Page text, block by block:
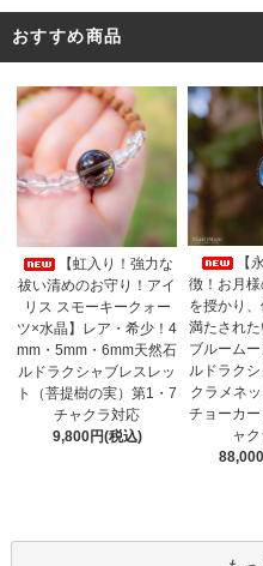
おすすめ商品
【虹入り！強力な
祓い清めのお守り！アイ
リス スモーキークォー
ツ×水晶】レア・希少！4
mm・5mm・6mm天然石
ルドラクシャブレスレッ
ト（菩提樹の実）第1・7
チャクラ対応
9,800円(税込)
【
徴！お月
を授かり
満たされた
ブルーム
ルドラク
クラメネ
チョーカ
ャ